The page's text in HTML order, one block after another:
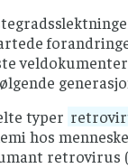
typer
hos
retrovirus